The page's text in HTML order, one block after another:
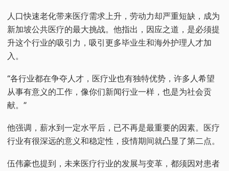
人口快速老化带来医疗需求上升，劳动力却严重短缺，成为
新加坡公共医疗的最大挑战。他指出，因应之道，是必须提
升这个行业的吸引力，吸引更多毕业生和海外护理人才加
入。
“各行业都在争夺人才，医疗业也有独特优势，许多人希望
从事有意义的工作，像你们新闻行业一样，也是为社会贡
献。”
他强调，薪水到一定水平后，已不再是最重要的因素。医疗
行业有很深远的意义和稳定性，疫情期间就凸显了第二点。
伍伟豪也提到，未来医疗行业的发展与变革，都须因对患者